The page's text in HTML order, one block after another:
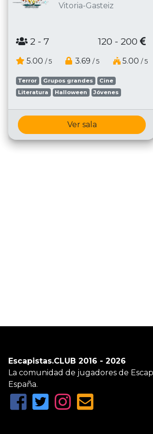
Vitoria-Gasteiz
2 - 7 120 - 200
5.00 / 5 3.69 / 5 5.00 / 5
Terror Grupos grandes
Cine
Literatura
Halloween Jóvenes
Ver sala
Escapistas.CLUB 2016 - 2026
La comunidad de jugadores de
España.